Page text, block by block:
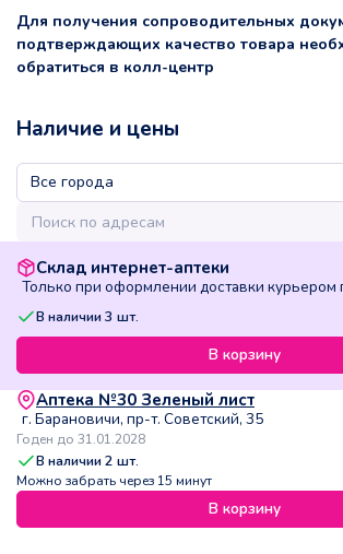
Для получения сопроводительных
подтверждающих качество товара
обратиться в колл-центр
Наличие и цены
Склад интернет-аптеки
Только при оформлении доставки курьером
В наличии 3 шт.
В корзину
Аптека №30 Зеленый лист
г. Барановичи, пр-т. Советский, 35
Годен до 31.01.2028
В наличии2 шт.
Можно забрать через 15 минут
В корзину